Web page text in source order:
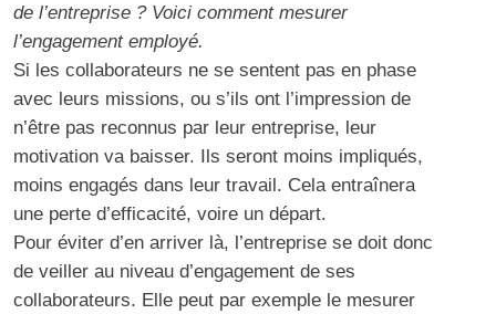
de l’entreprise ? Voici comment mesurer
l’engagement employé.
Si les collaborateurs ne se sentent pas en phase
avec leurs missions, ou s’ils ont l’impression de
n’être pas reconnus par leur entreprise, leur
motivation va baisser. Ils seront moins impliqués,
moins engagés dans leur travail. Cela entraînera
une perte d’efficacité, voire un départ.
Pour éviter d’en arriver là, l’entreprise se doit donc
de veiller au niveau d’engagement de ses
collaborateurs. Elle peut par exemple le mesurer